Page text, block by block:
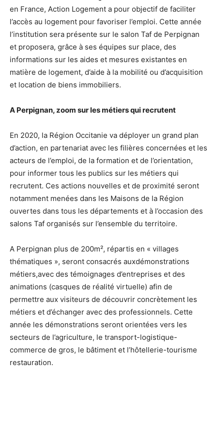
en France, Action Logement a pour objectif de faciliter
l’accès au logement pour favoriser l’emploi. Cette année
l’institution sera présente sur le salon Taf de Perpignan
et proposera, grâce à ses équipes sur place, des
informations sur les aides et mesures existantes en
matière de logement, d’aide à la mobilité ou d’acquisition
et location de biens immobiliers.
A Perpignan, zoom sur les métiers qui recrutent
En 2020, la Région Occitanie va déployer un grand plan
d’action, en partenariat avec les filières concernées et les
acteurs de l’emploi, de la formation et de l’orientation,
pour informer tous les publics sur les métiers qui
recrutent. Ces actions nouvelles et de proximité seront
notamment menées dans les Maisons de la Région
ouvertes dans tous les départements et à l’occasion des
salons Taf organisés sur l’ensemble du territoire.
A Perpignan plus de 200m², répartis en « villages
thématiques », seront consacrés auxdémonstrations
métiers,avec des témoignages d’entreprises et des
animations (casques de réalité virtuelle) afin de
permettre aux visiteurs de découvrir concrètement les
métiers et d’échanger avec des professionnels. Cette
année les démonstrations seront orientées vers les
secteurs de l’agriculture, le transport-logistique-
commerce de gros, le bâtiment et l’hôtellerie-tourisme
restauration.